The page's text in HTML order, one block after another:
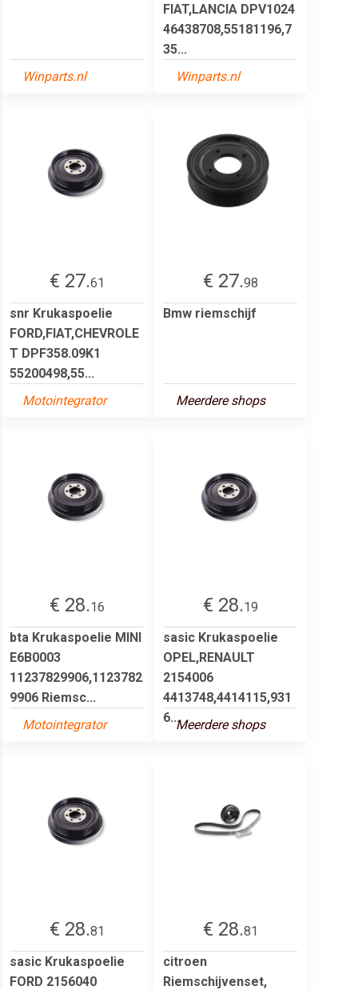
Winparts.nl
FIAT,LANCIA DPV1024
46438708,55181196,7
35...
Winparts.nl
€ 27.61
snr Krukaspoelie
FORD,FIAT,CHEVROLE
T DPF358.09K1
55200498,55...
Motointegrator
€ 27.98
Bmw riemschijf
Meerdere shops
€ 28.16
bta Krukaspoelie MINI
E6B0003
11237829906,1123782
9906 Riemsc...
Motointegrator
€ 28.19
sasic Krukaspoelie
OPEL,RENAULT
2154006
4413748,4414115,931
6...Meerdere shops
€ 28.81
sasic Krukaspoelie
FORD 2156040
€ 28.81
citroen
Riemschijvenset,